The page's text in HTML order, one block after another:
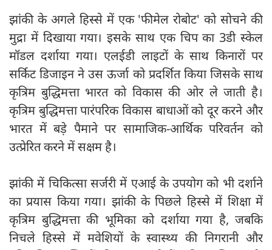
झांकी के अगले हिस्से में एक 'फीमेल रोबोट' को सोचने की
मुद्रा में दिखाया गया। इसके साथ एक चिप का 3डी स्केल
मॉडल दर्शाया गया। एलईडी लाइटों के साथ किनारों पर
सर्किट डिजाइन ने उस ऊर्जा को प्रदर्शित किया जिसके साथ
कृत्रिम बुद्धिमत्ता भारत को विकास की ओर ले जाती है।
कृत्रिम बुद्धिमत्ता पारंपरिक विकास बाधाओं को दूर करने और
भारत में बड़े पैमाने पर सामाजिक-आर्थिक परिवर्तन को
उत्प्रेरित करने में सक्षम है।
झांकी में चिकित्सा सर्जरी में एआई के उपयोग को भी दर्शाने
का प्रयास किया गया। झांकी के पिछले हिस्से में शिक्षा में
कृत्रिम बुद्धिमत्ता की भूमिका को दर्शाया गया है, जबकि
निचले हिस्से में मवेशियों के स्वास्थ्य की निगरानी और